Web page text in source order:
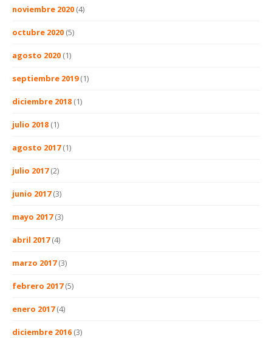
noviembre 2020 (4)
octubre 2020 (5)
agosto 2020 (1)
septiembre 2019(1)
diciembre 2018 (1)
julio 2018 (1)
agosto 2017(1)
julio 2017(2)
junio 2017(3)
mayo 2017(3)
abril 2017(4)
marzo 2017(3)
febrero 2017(5)
enero 2017(4)
diciembre 2016 (3)